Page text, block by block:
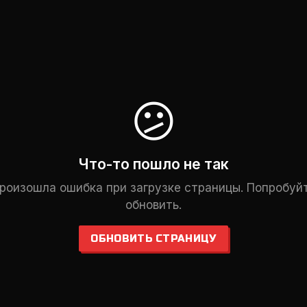
😕
Что-то пошло не так
ошибка при загрузке страницы.
обновить.
ОБНОВИТЬ СТРАНИЦУ